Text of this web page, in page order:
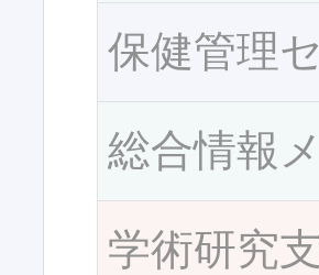
保健管理
総合情報
学術研究